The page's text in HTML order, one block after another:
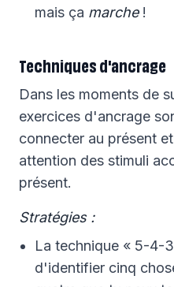
mais ça marche!
Techniques d'ancrage
Dans les moments de
exercices d'ancrage
connecter au présent
attention des stimuli
présent.
Stratégies :
La technique « 5-4-
d'identifier cinq